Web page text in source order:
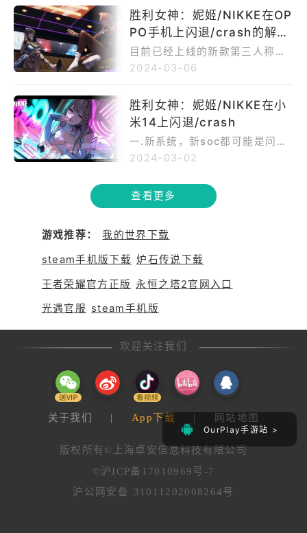
OurPlay手游站 >
Ourplay现在只支持国内合规游
戏的更新！ 总结一下。你可以
通过点击应用程序下方"启动"栏
中的“更新”图标来进行更新，或
者在右下角的“我的”中选择“更新
管理”。不管你选择哪种方法，都
能让你体验到最新的游戏版本。
请再次注意游戏的区服，Ourpla
y现在只支持国内合规游戏的更
新！​
择“会员兑换券”。在弹出的对话
框中输入兑换码并提交即可享受
权益和奖励。​ 需要注意的是，
每个兑换码只能使用一次。在兑
另外，如果您已经购买了VIP，
则使用兑换码后的VIP权益将在
原有VIP基础上叠加使用。最
后，我们需要提醒大家，本活动
的最终解释权归Ourplay所有。
动栏中的游戏图标。在长按的过
程中，你会看到一个弹出菜单，
其中包含了一些选项。你需要选
择“导出应用”选项。 一旦你选
择了“导出应用”，系统就会开始
现该游戏的图标，以便你更方便
地访问和启动游戏。 通过这个
简单的步骤，你就能轻松地将Ou
rPlay中的游戏应用放到桌面上
以在桌面上找到该游戏的图标
了。
被逼迁至地下避难所——方舟。
在这绝望的时刻，少女们作为人
类最后的希望，扮演着重要角
色。他们乘坐着长久未启用的电
赋予了妮姬的名号，成为人类的
箭矢，为人类带来最后的胜利希
望。在这个虚拟世界里，妮姬们
不仅是人类的守护者，也是复仇
的化身。他们绝对服从人类的命
不会伤害人类。他们的出现改变
了地面的主宰，为人类带来了一
彻时显得微弱，但妮姬们的出现
胜利女神：妮姬/NIKKE在OP
PO手机上闪退/crash的解决
方案
目前已经上线的新款第三人称射
击类RPG手游nikke女神饱受大
法也多种多样，更有完善的剧情
线使玩家们可以沉浸其中！一些
玩家反应了nikke女神打不开、
打开闪退的问题，这里有解决办
2024-03-06
胜利女神：妮姬/NIKKE在小
米14上闪退/crash
一.新系统，新soc都可能是问
题，没适配，等系统更新 二.胜
务器，其他服务器距离我们较
远，因此要想稳定游玩，玩家们
提升连接速度，以避免闪退和失
去连接等问题。 三. 可能是游戏
安装包的问题，我们建议您检查
果游戏出现闪退，您可以尝试以
下解决方法： 1.清理游戏数
据：在小米手机的设置中找到“应
用管理”或“应用设置”，找到尼姬
游戏，并选择“清除数据”。 2.
仍然出现闪退问题，建议卸载游
戏并重新安装。 3. 检查网络
连接：确保网络连接稳定，您可
以尝试切换网络或使用网络加速
器。 ​ 4. 联系客服：如果以上
方法都无法解决问题，建议您联
系游戏客服或小米客服寻求帮
助。希望以上信息能够帮助您解
决问题，并提供更好的游戏体
2024-03-02
查看更多
游戏推荐：
我的世界下载
steam手机版下载 炉石传说下载
王者荣耀官方正版 永恒之塔2官网入口
光遇官服 steam手机版
欢迎关注我们
关于我们 | App下载 | 网站地图
版权所有©上海卓安信息科技有限公司
©沪ICP备17010969号-7
沪公网安备 31011202008264号